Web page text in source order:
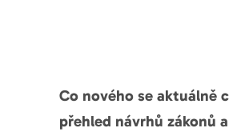
Co nového se aktuálně
přehled návrhů zákonů